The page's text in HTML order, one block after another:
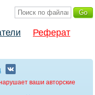
Реферат
ваши авторские